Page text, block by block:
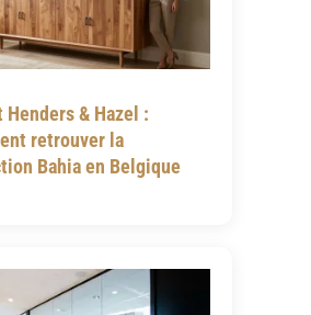
Henders & Hazel :
retrouver la
Bahia en Belgique